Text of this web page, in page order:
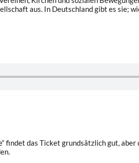
aus. In Deutschland gibt es sie;
das Ticket grundsätzlich gut,